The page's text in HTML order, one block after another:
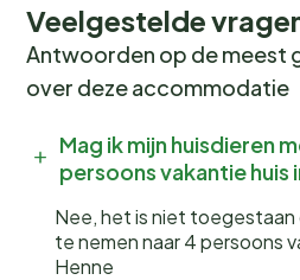
Veelgestelde
Antwoorden op de meest
over deze accommodatie
Mag ik mijn huisdieren
persoons vakantie huis
Nee, het is niet toegestaan
te nemen naar 4 persoons
Henne